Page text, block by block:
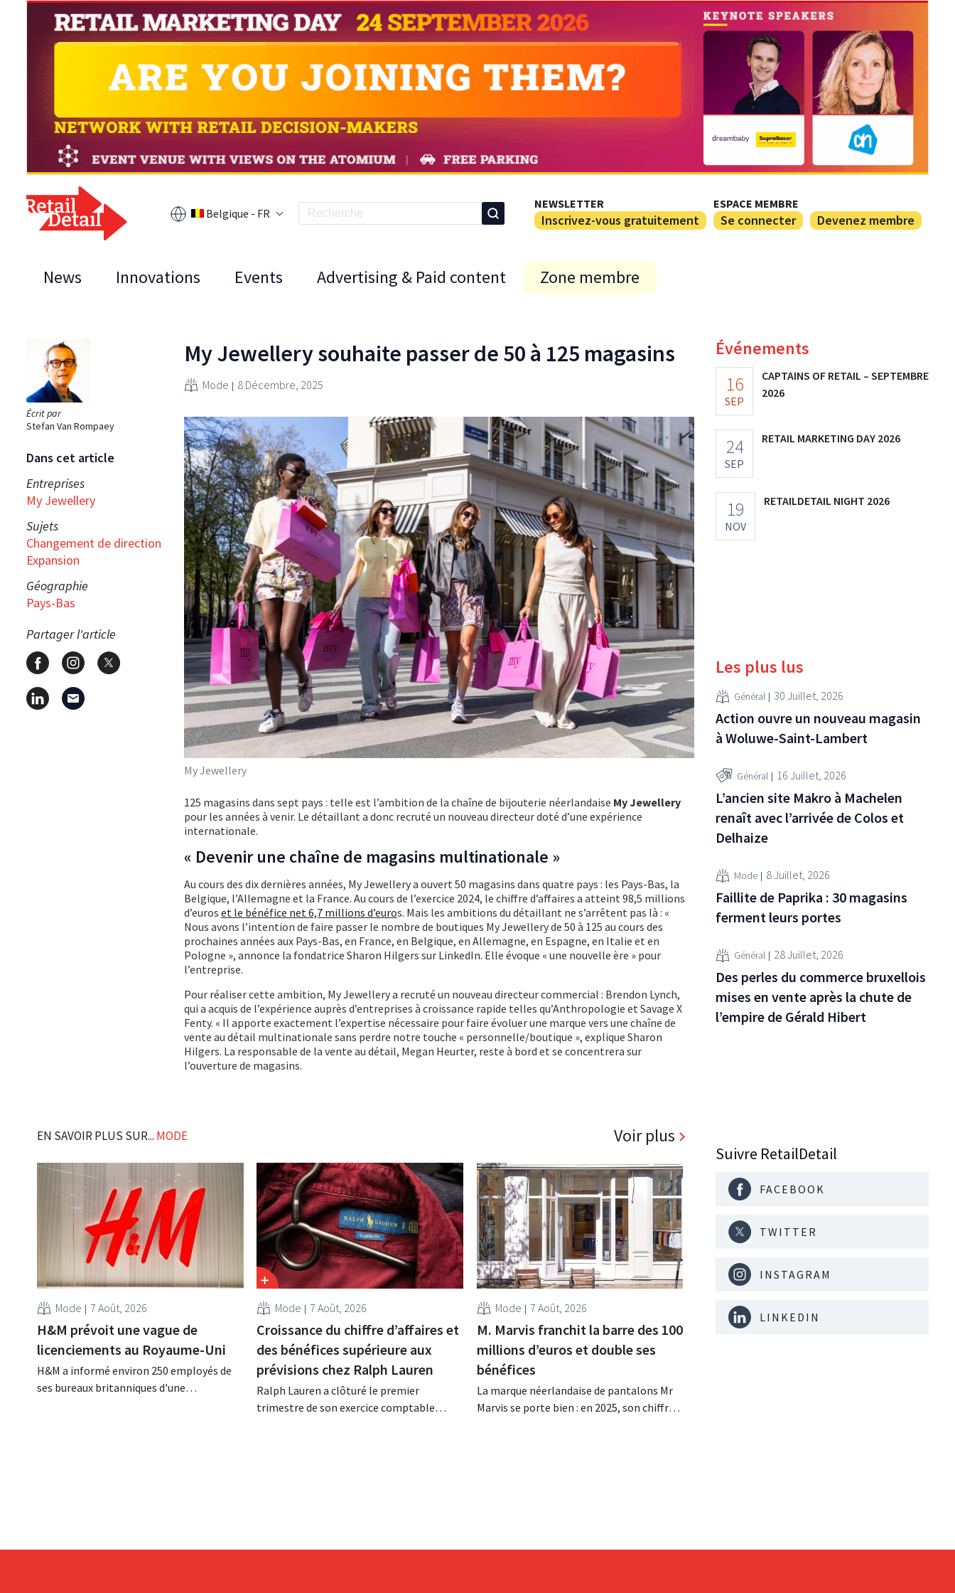
Belgique - FR
NEWSLETTER
Inscrivez-vous gratuitement
ESPACE MEMBRE
Se connecter Devenez membre
News Innovations Events Advertising & Paid content Zone membre
Écrit par
Stefan Van Rompaey
Dans cet article
Entreprises
My Jewellery
Sujets
Changement de direction
Expansion
Géographie
Pays-Bas
Partager l'article
My Jewellery souhaite passer de 50 à 125 magasins
Mode 8 Décembre, 2025
My Jewellery
125 magasins dans sept pays : telle est l’ambition de la chaîne de bijouterie néerlandaise My Jewellery
pour les années à venir. Le détaillant a donc recruté un nouveau directeur doté d’une expérience
internationale.
« Devenir une chaîne de magasins multinationale »
Au cours des dix dernières années, My Jewellery a ouvert 50 magasins dans quatre pays : les Pays-Bas, la
Belgique, l’Allemagne et la France. Au cours de l’exercice 2024, le chiffre d’affaires a atteint 98,5 millions
d’euros et le bénéfice net 6,7 millions d’euros. Mais les ambitions du détaillant ne s’arrêtent pas là : «
Nous avons l’intention de faire passer le nombre de boutiques My Jewellery de 50 à 125 au cours des
prochaines années aux Pays-Bas, en France, en Belgique, en Allemagne, en Espagne, en Italie et en
Pologne », annonce la fondatrice Sharon Hilgers sur LinkedIn. Elle évoque « une nouvelle ère » pour
l’entreprise.
Pour réaliser cette ambition, My Jewellery a recruté un nouveau directeur commercial : Brendon Lynch,
qui a acquis de l’expérience auprès d’entreprises à croissance rapide telles qu’Anthropologie et Savage X
Fenty. « Il apporte exactement l’expertise nécessaire pour faire évoluer une marque vers une chaîne de
vente au détail multinationale sans perdre notre touche « personnelle/boutique », explique Sharon
Hilgers. La responsable de la vente au détail, Megan Heurter, reste à bord et se concentrera sur
l’ouverture de magasins.
EN SAVOIR PLUS SUR... MODE Voir plus
Mode 7 Août, 2026
H&M prévoit une vague de
licenciements au Royaume-Uni
H&M a informé environ 250 employés de
ses bureaux britanniques d'une
Mode 7 Août, 2026
Croissance du chiffre d’affaires et
des bénéfices supérieure aux
prévisions chez Ralph Lauren
Ralph Lauren a clôturé le premier
trimestre de son exercice comptable
Mode 7 Août, 2026
M. Marvis franchit la barre des 100
millions d’euros et double ses
bénéfices
La marque néerlandaise de pantalons Mr
Marvis se porte bien : en 2025, son chiffre
Événements
16
SEP
CAPTAINS OF RETAIL – SEPTEMBRE
2026
24
SEP
RETAIL MARKETING DAY 2026
19
NOV
RETAILDETAIL NIGHT 2026
Les plus lus
Général 30 Juillet, 2026
Action ouvre un nouveau magasin
à Woluwe-Saint-Lambert
Général 16 Juillet, 2026
L’ancien site Makro à Machelen
renaît avec l’arrivée de Colos et
Delhaize
Mode 8 Juillet, 2026
Faillite de Paprika : 30 magasins
ferment leurs portes
Général 28 Juillet, 2026
Des perles du commerce bruxellois
mises en vente après la chute de
l’empire de Gérald Hibert
Suivre RetailDetail
FACEBOOK
TWITTER
INSTAGRAM
LINKEDIN